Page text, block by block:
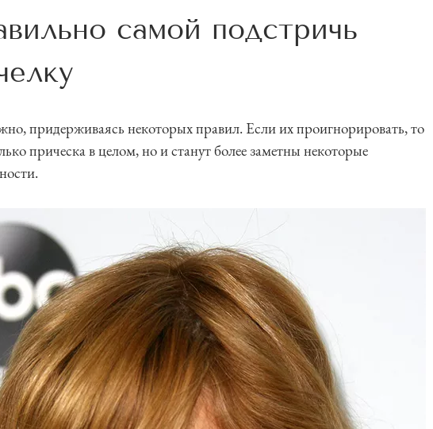
самой подстричь
придерживаясь некоторых правил. Если их проигнорировать, то
прическа в целом, но и станут более заметны некоторые